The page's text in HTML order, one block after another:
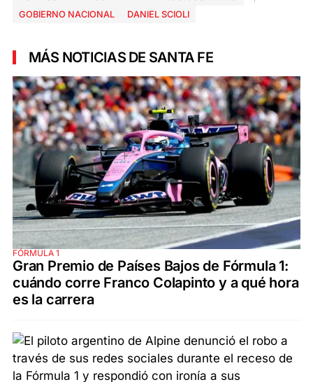
GOBIERNO NACIONAL
DANIEL SCIOLI
MÁS NOTICIAS DE SANTA FE
FÓRMULA 1
Gran Premio de Países Bajos de Fórmula 1:
cuándo corre Franco Colapinto y a qué hora
es la carrera